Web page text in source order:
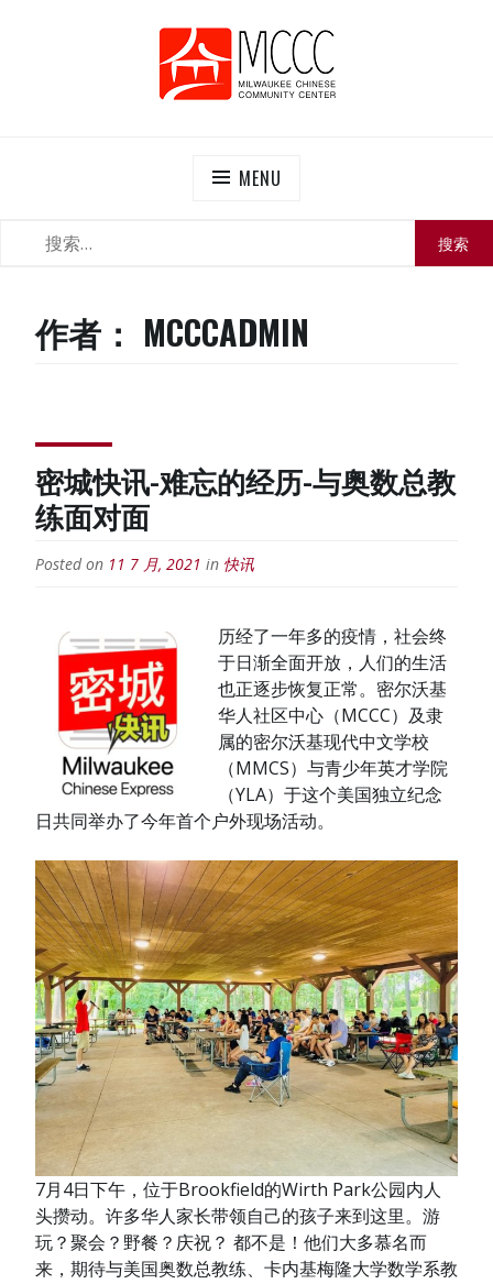
MENU
作者： MCCCADMIN
密城快讯-难忘的经历-与奥数总教
练面对面
Posted on 11 7 月, 2021 in 快讯
历经了一年多的疫情，社会终
于日渐全面开放，人们的生活
也正逐步恢复正常。密尔沃基
华人社区中心（MCCC）及隶
属的密尔沃基现代中文学校
（MMCS）与青少年英才学院
（YLA）于这个美国独立纪念
日共同举办了今年首个户外现场活动。
7月4日下午，位于Brookfield的Wirth Park公园内人
头攒动。许多华人家长带领自己的孩子来到这里。游
玩？聚会？野餐？庆祝？ 都不是！他们大多慕名而
来，期待与美国奥数总教练、卡内基梅隆大学数学系教